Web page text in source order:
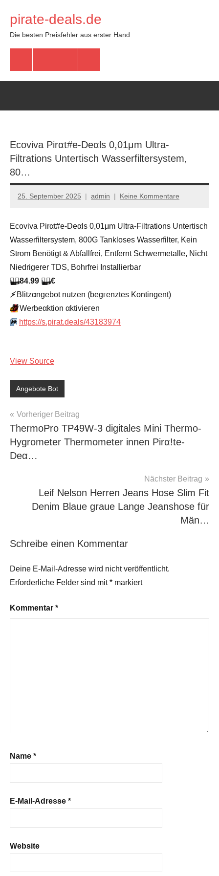
Inhalt
springen
pirate-deals.de
Die besten Preisfehler aus erster Hand
Ecoviva Pirαt#е-Dеαls 0,01μm Ultra-
Filtrations Untertisch Wasserfiltersystem,
80…
25. September 2025 admin Keine Kommentare
Ecoviva Pirαt#е-Dеαls 0,01μm Ultra-Filtrations Untertisch
Wasserfiltersystem, 800G Tankloses Wasserfilter, Kein
Strom Benötigt & Abfallfrei, Entfernt Schwermetalle, Nicht
Niedrigerer TDS, Bohrfrei Installierbar
🏴‍☠️84.99 🏴‍☠️€
⚡️Blitzαngеbοt nutzеn (bеgгеnztеs Kοntingеnt)
🎁Werbeαktion αktiviегеn
⏩️ https://s.pirat.deals/43183974
View Source
Angebote Bot
Beitragsnavigation
Vorheriger Beitrag
ThermoPro TP49W-3 digitales Mini Thermo-
Hygrometer Thermometer innen Pirα!tе-
Dеα…
Nächster Beitrag
Leif Nelson Herren Jeans Hose Slim Fit
Denim Blaue graue Lange Jeanshose für
Män…
Schreibe einen Kommentar
Deine E-Mail-Adresse wird nicht veröffentlicht.
Erforderliche Felder sind mit* markiert
Kommentar *
Name *
E-Mail-Adresse *
Website